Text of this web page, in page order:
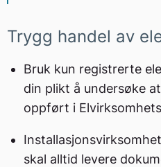
Trygg handel av
Bruk kun registrerte
din plikt å undersøke
oppført i
skal alltid levere